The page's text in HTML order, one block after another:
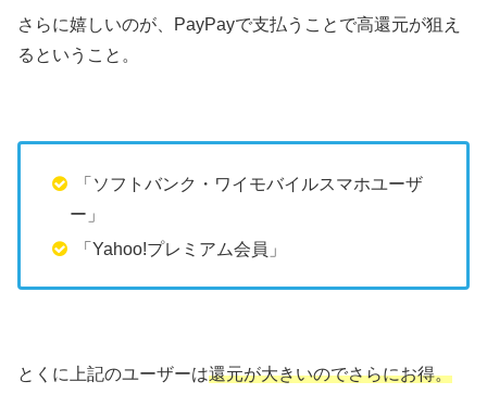
さらに嬉しいのが、PayPayで支払うことで高還元が狙え
るということ。
「ソフトバンク・ワイモバイルスマホユーザ
ー」
「Yahoo!プレミアム会員」
とくに上記のユーザーは還元が大きいのでさらにお得。